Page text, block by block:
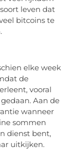
leven dat
bitcoins te
elke week
de
vooral
Aan de
wanneer
sommen
dienst bent,
uitkijken.